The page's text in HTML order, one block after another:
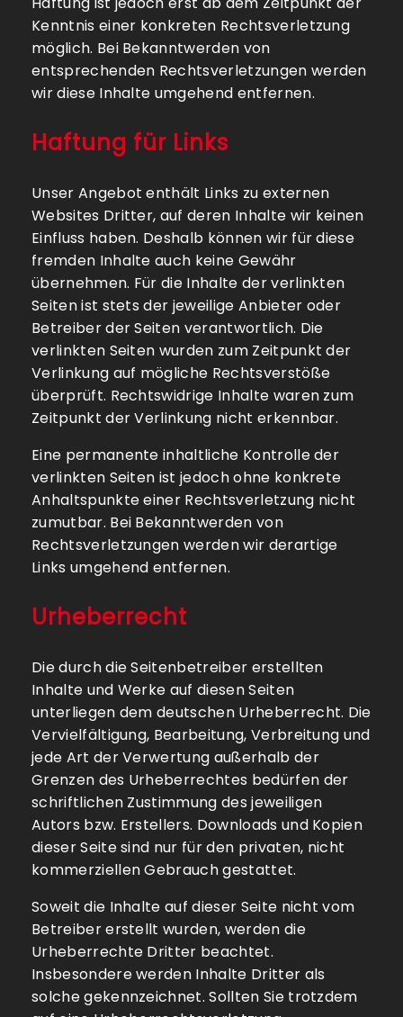
Kenntnis einer konkreten Rechtsverletzung
möglich. Bei Bekanntwerden von
entsprechenden Rechtsverletzungen werden
wir diese Inhalte umgehend entfernen.
Haftung für Links
Unser Angebot enthält Links zu externen
Websites Dritter, auf deren Inhalte wir keinen
Einfluss haben. Deshalb können wir für diese
fremden Inhalte auch keine Gewähr
übernehmen. Für die Inhalte der verlinkten
Seiten ist stets der jeweilige Anbieter oder
Betreiber der Seiten verantwortlich. Die
verlinkten Seiten wurden zum Zeitpunkt der
Verlinkung auf mögliche Rechtsverstöße
überprüft. Rechtswidrige Inhalte waren zum
Zeitpunkt der Verlinkung nicht erkennbar.
Eine permanente inhaltliche Kontrolle der
verlinkten Seiten ist jedoch ohne konkrete
Anhaltspunkte einer Rechtsverletzung nicht
zumutbar. Bei Bekanntwerden von
Rechtsverletzungen werden wir derartige
Links umgehend entfernen.
Urheberrecht
Die durch die Seitenbetreiber erstellten
Inhalte und Werke auf diesen Seiten
unterliegen dem deutschen Urheberrecht. Die
Vervielfältigung, Bearbeitung, Verbreitung und
jede Art der Verwertung außerhalb der
Grenzen des Urheberrechtes bedürfen der
schriftlichen Zustimmung des jeweiligen
Autors bzw. Erstellers. Downloads und Kopien
dieser Seite sind nur für den privaten, nicht
kommerziellen Gebrauch gestattet.
Soweit die Inhalte auf dieser Seite nicht vom
Betreiber erstellt wurden, werden die
Urheberrechte Dritter beachtet.
Insbesondere werden Inhalte Dritter als
solche gekennzeichnet. Sollten Sie trotzdem